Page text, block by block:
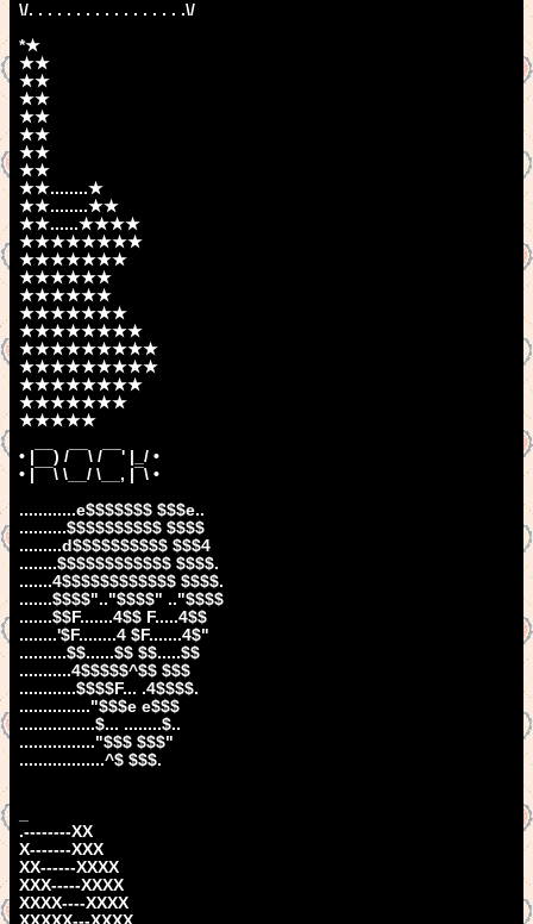
\/. . . . . . . . . . . . . . . . .\/
*★
★★
★★
★★
★★
★★
★★
★★
★★........★
★★........★★
★★......★★★★
★★★★★★★★
★★★★★★★
★★★★★★
★★★★★★
★★★★★★★
★★★★★★★★
★★★★★★★★★
★★★★★★★★★
★★★★★★★★
★★★★★★★
★★★★★
• |¯¯) /¯¯\ /¯¯' |_/ •
• |¯¯\ \__/ \__, |¯\ •
............e$$$$$$$ $$$e..
..........$$$$$$$$$$ $$$$
.........d$$$$$$$$$$ $$$4
........$$$$$$$$$$$$ $$$$.
.......4$$$$$$$$$$$$ $$$$.
.......$$$$".."$$$$" .."$$$$
.......$$F.......4$$ F.....4$$
........'$F........4 $F.......4$"
..........$$......$$ $$.....$$
...........4$$$$$^$$ $$$
............$$$$F... .4$$$$.
..............."$$$e e$$$
................$... ........$..
................"$$$ $$$"
..................^$ $$$.
.--------XX
X-------XXX
XX------XXXX
XXX-----XXXX
XXXX----XXXX